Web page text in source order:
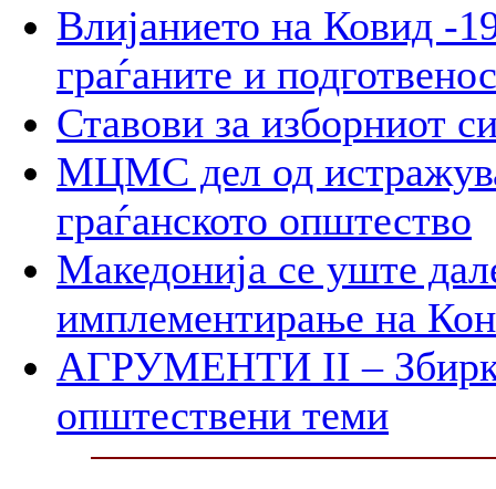
Влијанието на Ковид -
граѓаните и
Ставови за изборниот
МЦМС дел од
граѓанското општество
Македонија се уште
имплементирање на
АГРУМЕНТИ II –
општествени теми